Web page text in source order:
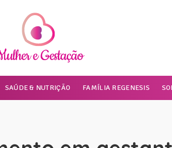
SAÚDE & NUTRIÇÃO FAMÍLIA REGENESIS